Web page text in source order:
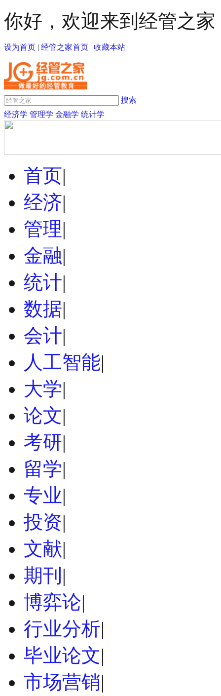
你好，欢迎来到经管之家
设为首页 | 经管之家首页 | 收藏本站
搜索
经济学 管理学 金融学 统计学
首页|
经济|
管理|
金融|
统计|
数据|
会计|
人工智能|
大学|
论文|
考研|
留学|
专业|
投资|
文献|
期刊 |
博弈论|
行业分析|
毕业论文|
市场营销|